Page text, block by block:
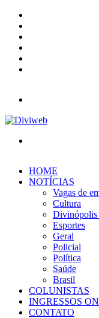
HOME
NOTÍCIAS
Vagas de
Cultura
Divinópolis
Esportes
Geral
Policial
Política
Saúde
Brasil
COLUNISTAS
INGRESSOS
CONTATO